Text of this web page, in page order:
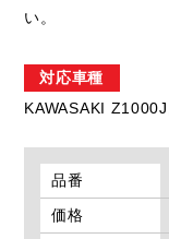
い。
対応車種
KAWASAKI Z1000J,
品番
価格